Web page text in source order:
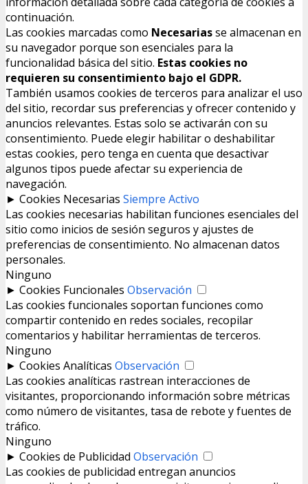
continuación.
Las cookies marcadas como Necesariasse almacenan en
su navegador porque son esenciales para la
funcionalidad básica del sitio. Estas cookies no
requieren su consentimiento bajo el GDPR.
También usamos cookies de terceros para analizar el uso
del sitio, recordar sus preferencias y ofrecer contenido y
anuncios relevantes. Estas solo se activarán con su
consentimiento. Puede elegir habilitar o deshabilitar
estas cookies, pero tenga en cuenta que desactivar
algunos tipos puede afectar su experiencia de
navegación.
► Cookies Necesarias Siempre Activo
Las cookies necesarias habilitan funciones esenciales del
sitio como inicios de sesión seguros y ajustes de
preferencias de consentimiento. No almacenan datos
personales.
Ninguno
► Cookies Funcionales Observación
Las cookies funcionales soportan funciones como
compartir contenido en redes sociales, recopilar
comentarios y habilitar herramientas de terceros.
Ninguno
► Cookies Analíticas Observación
Las cookies analíticas rastrean interacciones de
visitantes, proporcionando información sobre métricas
como número de visitantes, tasa de rebote y fuentes de
tráfico.
Ninguno
► Cookies de Publicidad Observación
Las cookies de publicidad entregan anuncios